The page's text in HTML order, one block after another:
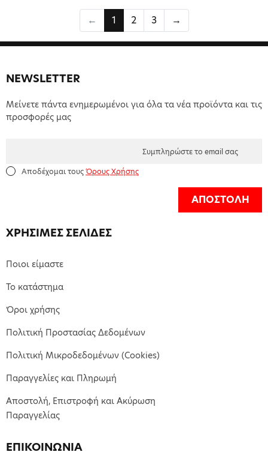
← 1 2 3 →
ΕΠΙΚΟΙΝΩΝΙΑ
ΧΡΗΣΙΜΕΣ ΣΕΛΙΔΕΣ
Ποιοι είμαστε
Το κατάστημα
Όροι χρήσης
Πολιτική Προστασίας Δεδομένων
Πολιτική Μικροδεδομένων (Cookies)
Παραγγελίες και Πληρωμή
Αποστολή, Επιστροφή και Ακύρωση
Παραγγελίας
NEWSLETTER
Μείνετε πάντα ενημερωμένοι για όλα τα νέα προϊόντα και τις
προσφορές μας
Αποδέχομαι τουςΌρους Χρήσης
ΑΠΟΣΤΟΛΗ